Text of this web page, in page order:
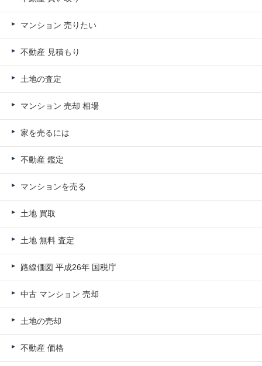
マンション 売りたい
不動産 見積もり
土地の査定
マンション 売却 相場
家を売るには
不動産 鑑定
マンションを売る
土地 買取
土地 無料 査定
路線価図 平成26年 国税庁
中古 マンション 売却
土地の売却
不動産 価格